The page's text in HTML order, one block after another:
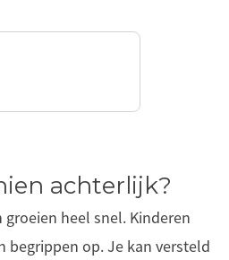
achterlijk?
groeien heel snel. Kinderen
begrippen op. Je kan versteld